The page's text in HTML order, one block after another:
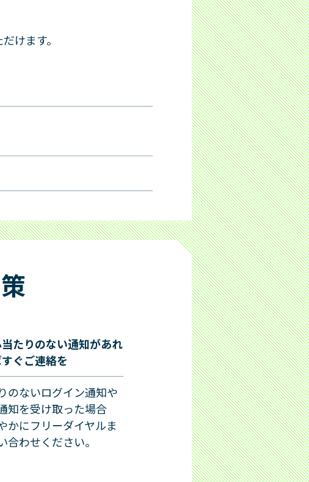
けます。
たりのない通知があれ
ぐご連絡を
のないログイン通知や
知を受け取った場合
かにフリーダイヤルま
合わせください。